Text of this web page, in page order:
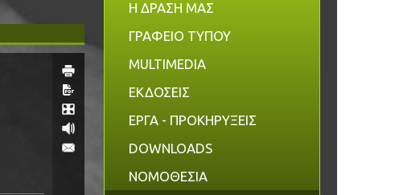
Η ΔΡΑΣΗ ΜΑΣ
ΓΡΑΦΕΙΟ ΤΥΠΟΥ
MULTIMEDIA
ΕΚΔΟΣΕΙΣ
ΕΡΓΑ - ΠΡΟΚΗΡΥΞΕΙΣ
DOWNLOADS
ΝΟΜΟΘΕΣΙΑ